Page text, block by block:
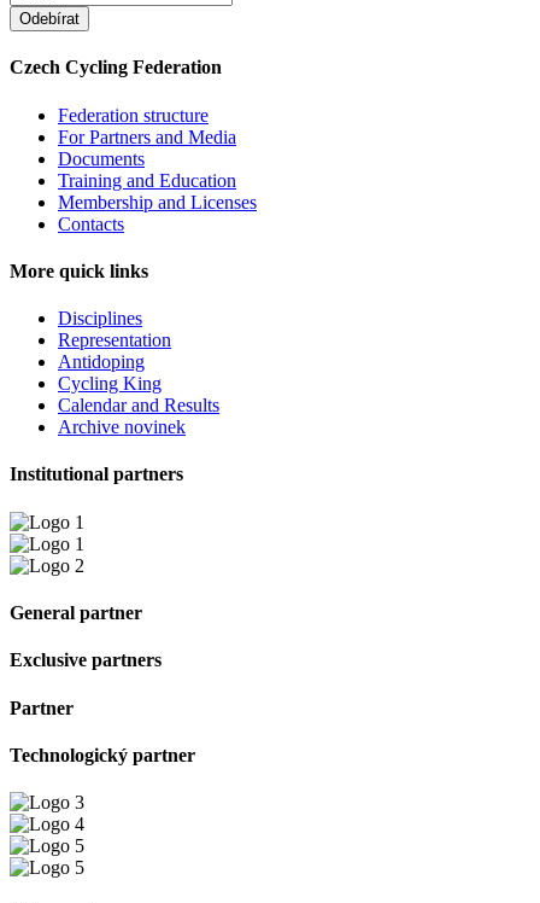
Czech Cycling Federation
Federation structure
For Partners and Media
Documents
Training and Education
Membership and Licenses
Contacts
More quick links
Disciplines
Representation
Antidoping
Cycling King
Calendar and Results
Archive novinek
Institutional partners
General partner
Exclusive partners
Partner
Technologický partner